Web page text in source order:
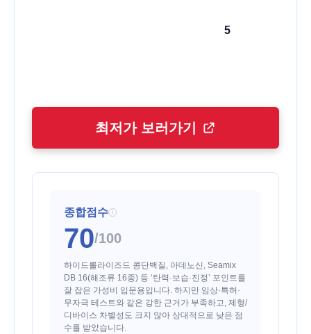
5
최저가 보러가기
종합점수 i
70/100
하이드롤라이즈드 콩단백질, 아데노신, Seamix
DB 16(해조류 16종) 등 ‘탄력·보습·진정’ 포인트를
잘 잡은 가성비 입문용입니다. 하지만 임상·특허·
무자극 테스트와 같은 강한 근거가 부족하고, 제형/
디바이스 차별성도 크지 않아 상대적으로 낮은 점
수를 받았습니다.